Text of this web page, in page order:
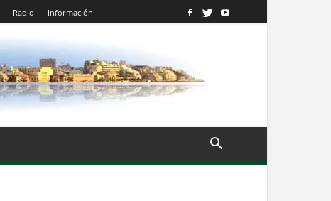
Radio Información